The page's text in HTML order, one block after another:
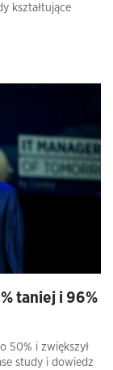
kształtujące
taniej i 96%
50% i zwiększył
study i dowiedz